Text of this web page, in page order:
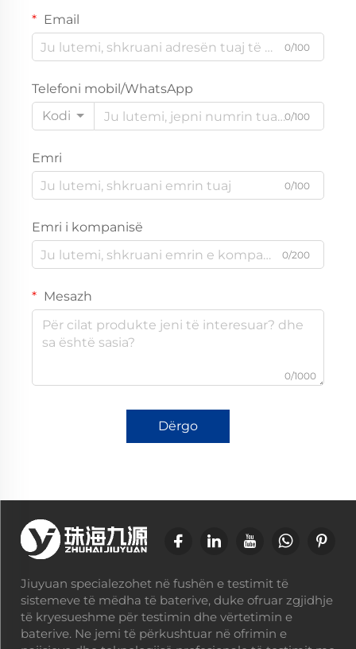
Email
0/100
Telefoni mobil/WhatsApp
Kodi
0/100
Emri
0/100
Emri i kompanisë
0/200
Mesazh
0/1000
Dërgo
Jiuyuan specialezohet në fushën e testimit të
sistemeve të mëdha të baterive, duke ofruar zgjidhje
të kryesueshme për testimin dhe vërtetimin e
baterive. Ne jemi të përkushtuar në ofrimin e